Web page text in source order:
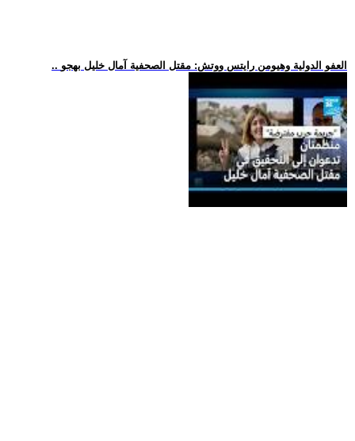
.. العفو الدولية وهيومن رايتس ووتش: مقتل الصحفية آمال خليل بهجو